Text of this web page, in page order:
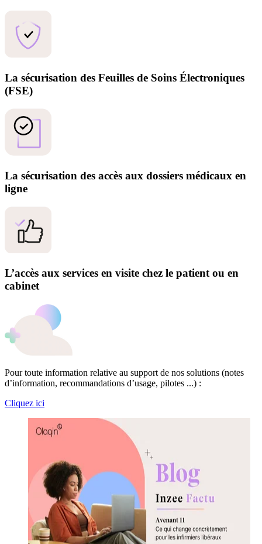
La sécurisation des Feuilles de Soins Électroniques
(FSE)
La sécurisation des accès aux dossiers médicaux en
ligne
L’accès aux services en visite chez le patient ou en
cabinet
Pour toute information relative au support de nos solutions (notes
d’information, recommandations d’usage, pilotes ...) :
Cliquez ici